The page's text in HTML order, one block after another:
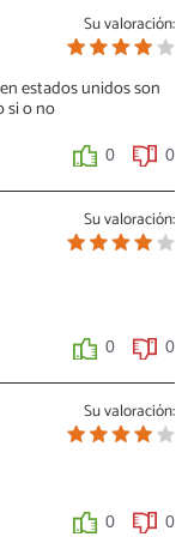
y con
ti misma al igual que
pero hay veces
un futuro libre,
q llegue un
0 0
Su valoración:
estados unidos son
si o no
0 0
Su valoración:
0 0
Su valoración:
0 0